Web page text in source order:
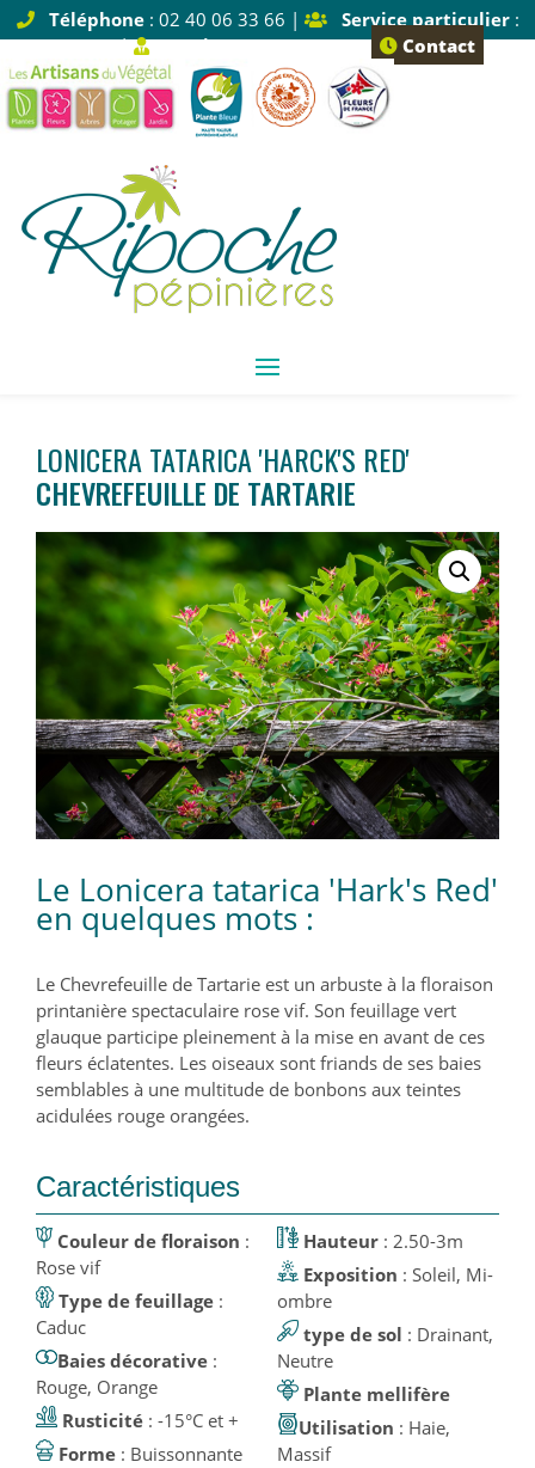
Téléphone: 02 40 06 33 66 | Service particulier:
Tapez 1 |
Service pro: Tapez 2 Contact
LONICERA TATARICA 'HARCK'S RED'
CHEVREFEUILLE DE TARTARIE
Le Lonicera tatarica 'Hark's Red'
en quelques mots :
Le Chevrefeuille de Tartarie est un arbuste à la floraison
printanière spectaculaire rose vif. Son feuillage vert
glauque participe pleinement à la mise en avant de ces
fleurs éclatentes. Les oiseaux sont friands de ses baies
semblables à une multitude de bonbons aux teintes
acidulées rouge orangées.
Caractéristiques
Couleur de floraison :
Rose vif
Type de feuillage :
Caduc
Baies décorative
Rouge, Orange
Rusticité : -15°C et +
Forme
: Buissonnante
Hauteur: 2.50-3m
Exposition : Soleil, Mi-
ombre
type de sol : Drainant,
Neutre
Plante mellifère
Utilisation : Haie,
Massif